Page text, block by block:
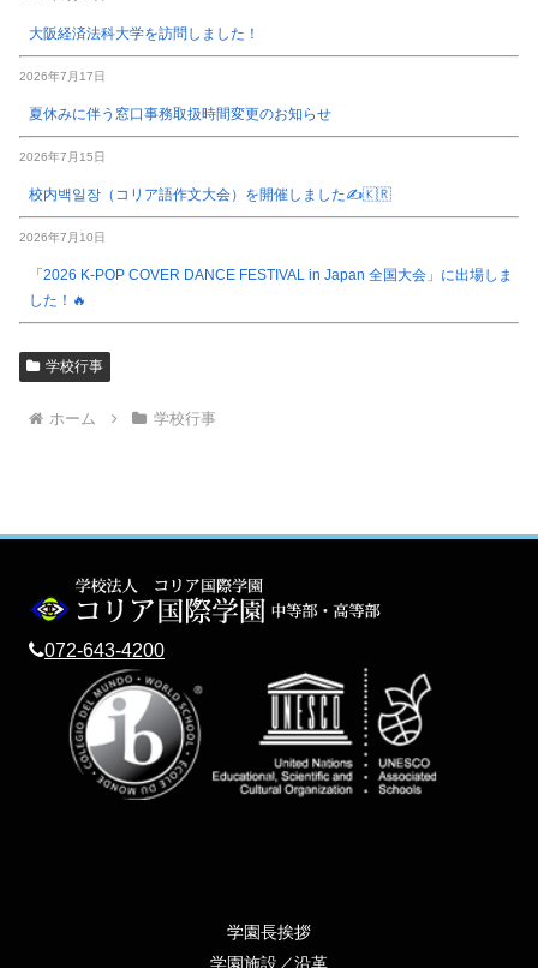
大阪経済法科大学を訪問しました！
2026年7月17日
夏休みに伴う窓口事務取扱時間変更のお知らせ
2026年7月15日
校内백일장（コリア語作文大会）を開催しました✍️🇰🇷
2026年7月10日
「2026 K-POP COVER DANCE FESTIVAL in Japan 全国大会」に出場しま
した！🔥
学校行事
ホーム 学校行事
072-643-4200
学園長挨拶
学園施設／沿革